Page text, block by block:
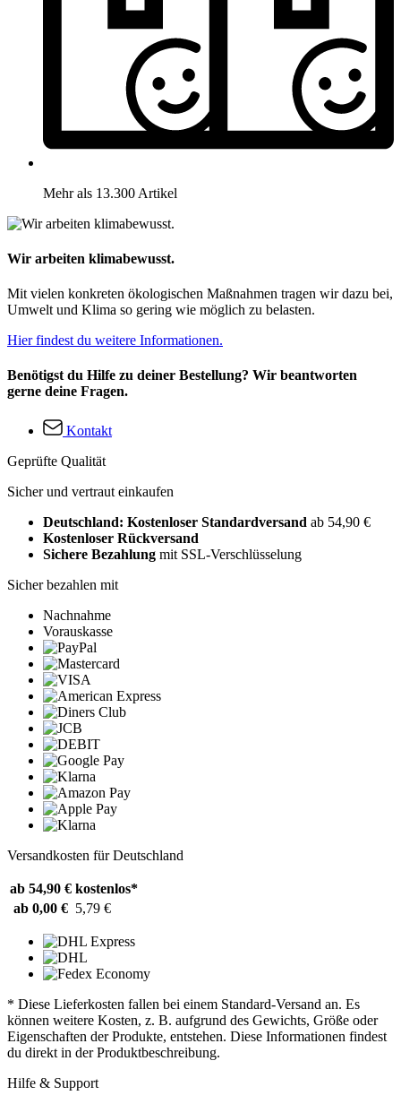
Mehr als 13.300 Artikel
Wir arbeiten klimabewusst.
Mit vielen konkreten ökologischen Maßnahmen tragen wir dazu bei,
Umwelt und Klima so gering wie möglich zu belasten.
Hier findest du weitere Informationen.
Benötigst du Hilfe zu deiner Bestellung? Wir beantworten
gerne deine Fragen.
Kontakt
Geprüfte Qualität
Sicher und vertraut einkaufen
Deutschland: Kostenloser Standardversand ab 54,90 €
Kostenloser Rückversand
Sichere Bezahlung mit SSL-Verschlüsselung
Sicher bezahlen mit
Nachnahme
Vorauskasse
Versandkosten für Deutschland
ab 54,90 € kostenlos*
ab 0,00 € 5,79 €
* Diese Lieferkosten fallen bei einem Standard-Versand an. Es
können weitere Kosten, z. B. aufgrund des Gewichts, Größe oder
Eigenschaften der Produkte, entstehen. Diese Informationen findest
du direkt in der Produktbeschreibung.
Hilfe & Support